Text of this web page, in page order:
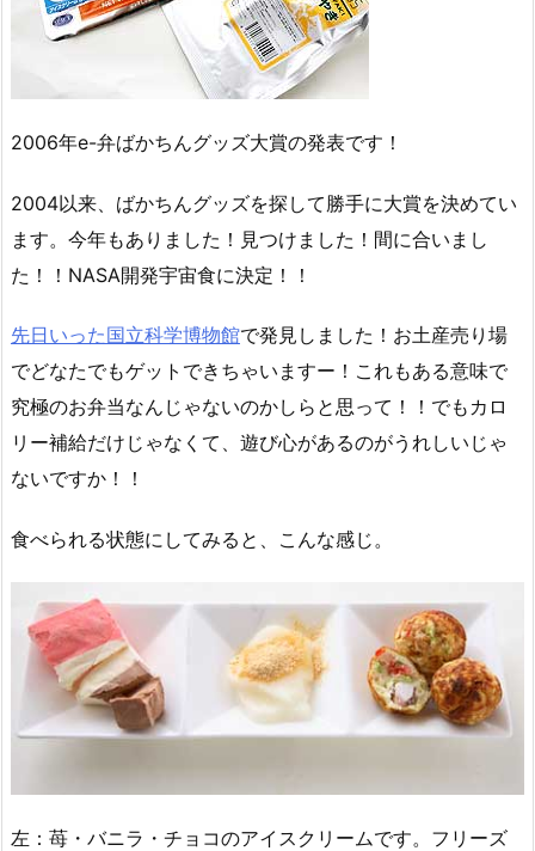
2006年e-弁ばかちんグッズ大賞の発表です！
2004以来、ばかちんグッズを探して勝手に大賞を決めてい
ます。今年もありました！見つけました！間に合いまし
た！！NASA開発宇宙食に決定！！
先日いった国立科学博物館で発見しました！お土産売り場
でどなたでもゲットできちゃいますー！これもある意味で
究極のお弁当なんじゃないのかしらと思って！！でもカロ
リー補給だけじゃなくて、遊び心があるのがうれしいじゃ
ないですか！！
食べられる状態にしてみると、こんな感じ。
左：苺・バニラ・チョコのアイスクリームです。フリーズ